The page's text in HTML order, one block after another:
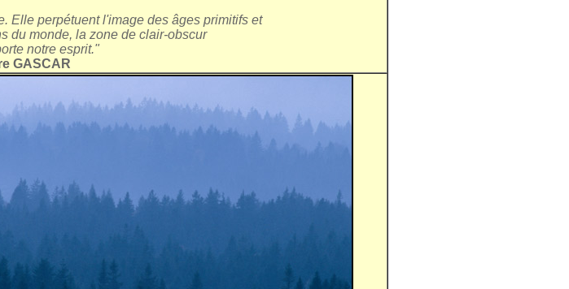
Elle perpétuent l'image des âges primitifs et
du monde, la zone de clair-obscur
notre esprit."
GASCAR